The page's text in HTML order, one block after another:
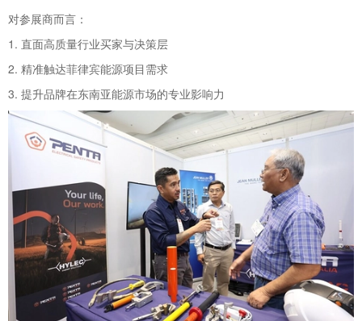
对参展商而言：
1. 直面高质量行业买家与决策层
2. 精准触达菲律宾能源项目需求
3. 提升品牌在东南亚能源市场的专业影响力